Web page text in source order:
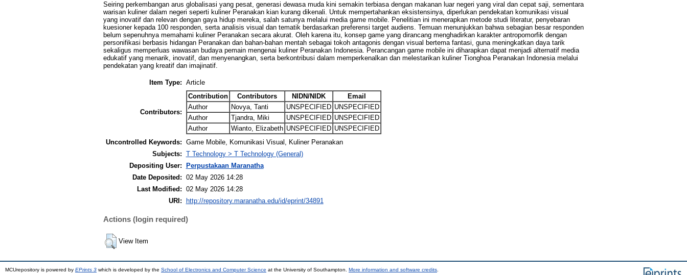
Seiring perkembangan arus globalisasi yang pesat, generasi dewasa muda kini semakin terbiasa dengan makanan luar negeri yang viral dan cepat saji, sementara
warisan kuliner dalam negeri seperti kuliner Peranakan kian kurang dikenali. Untuk mempertahankan eksistensinya, diperlukan pendekatan komunikasi visual
yang inovatif dan relevan dengan gaya hidup mereka, salah satunya melalui media game mobile. Penelitian ini menerapkan metode studi literatur, penyebaran
kuesioner kepada 100 responden, serta analisis visual dan tematik berdasarkan preferensi target audiens. Temuan menunjukkan bahwa sebagian besar responden
belum sepenuhnya memahami kuliner Peranakan secara akurat. Oleh karena itu, konsep game yang dirancang menghadirkan karakter antropomorfik dengan
personifikasi berbasis hidangan Peranakan dan bahan-bahan mentah sebagai tokoh antagonis dengan visual bertema fantasi, guna meningkatkan daya tarik
sekaligus memperluas wawasan budaya pemain mengenai kuliner Peranakan Indonesia. Perancangan game mobile ini diharapkan dapat menjadi alternatif media
edukatif yang menarik, inovatif, dan menyenangkan, serta berkontribusi dalam memperkenalkan dan melestarikan kuliner Tionghoa Peranakan Indonesia melalui
pendekatan yang kreatif dan imajinatif.
Item Type: Article
Contributors:
Contribution Contributors NIDN/NIDK
Email
Author
Novya, Tanti UNSPECIFIED UNSPECIFIED
Author
Tjandra, Miki UNSPECIFIED UNSPECIFIED
Author
Wianto, Elizabeth UNSPECIFIED UNSPECIFIED
Uncontrolled Keywords: Game Mobile, Komunikasi Visual, Kuliner Peranakan
Subjects: T Technology > T Technology (General)
Depositing User:
Perpustakaan Maranatha
Date Deposited: 02 May 2026 14:28
Last Modified: 02 May 2026 14:28
URI:
http://repository.maranatha.edu/id/eprint/34891
Actions (login required)
View Item
MCUrepository is powered by EPrints 3 which is developed by the School of Electronics and Computer Science at the University of Southampton. More information and software credits